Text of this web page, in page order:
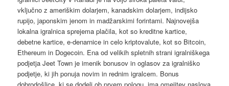
vključno z ameriškim dolarjem, kanadskim dolarjem, indijsko
rupijo, japonskim jenom in madžarskimi forintami. Najnovejša
lokalna igralnica sprejema plačila, kot so kreditne kartice,
debetne kartice, e-denarnice in celo kriptovalute, kot so Bitcoin,
Ethereum in Dogecoin. Ena od velikih spletnih strani igralniškega
podjetja Jeet Town je imenik bonusov in oglasov za igralniško
podjetje, ki jih ponuja novim in rednim igralcem. Bonus